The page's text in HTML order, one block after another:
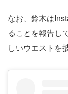
なお、鈴木は
ることを報告し
しいウエストを